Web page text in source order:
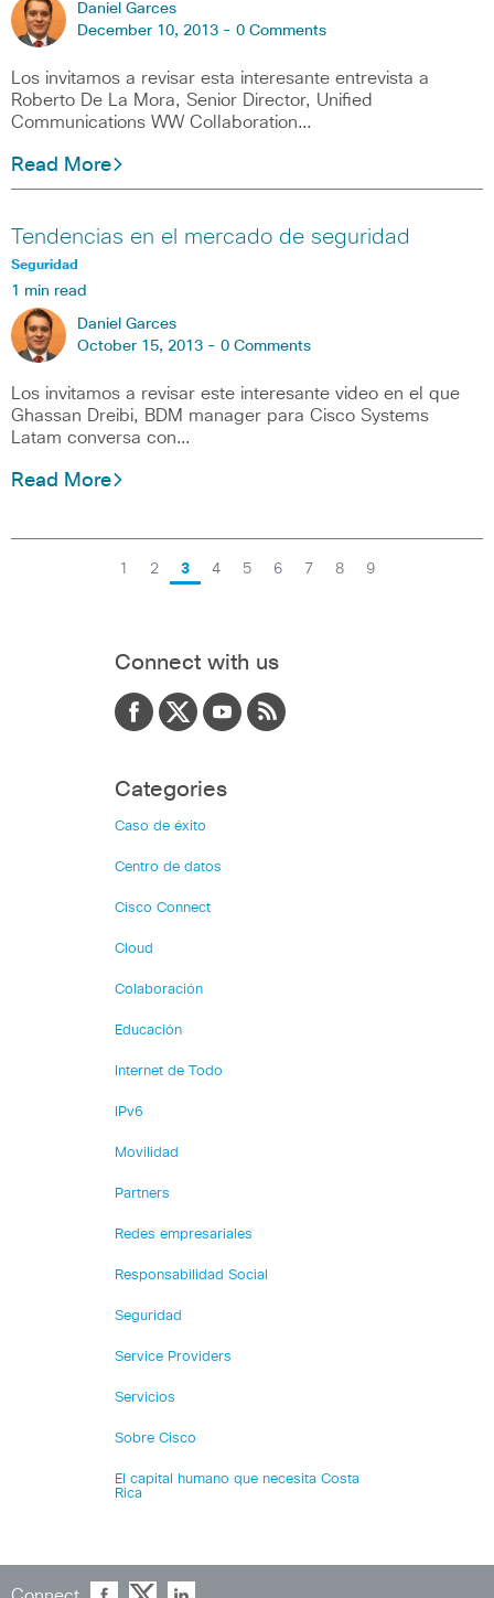
Daniel Garces
December 10, 2013 - 0 Comments
Los invitamos a revisar esta interesante entrevista a
Roberto De La Mora, Senior Director, Unified
Communications WW Collaboration…
Read More
Tendencias en el mercado de seguridad
Seguridad
1 min read
Daniel Garces
October 15, 2013 - 0 Comments
Los invitamos a revisar este interesante video en el que
Ghassan Dreibi, BDM manager para Cisco Systems
Latam conversa con…
Read More
1 2 3 4 5 6 7 8 9
Connect with us
Categories
Caso de éxito
Centro de datos
Cisco Connect
Cloud
Colaboración
Educación
Internet de Todo
IPv6
Movilidad
Partners
Redes empresariales
Responsabilidad Social
Seguridad
Service Providers
Servicios
Sobre Cisco
El capital humano que necesita Costa
Rica